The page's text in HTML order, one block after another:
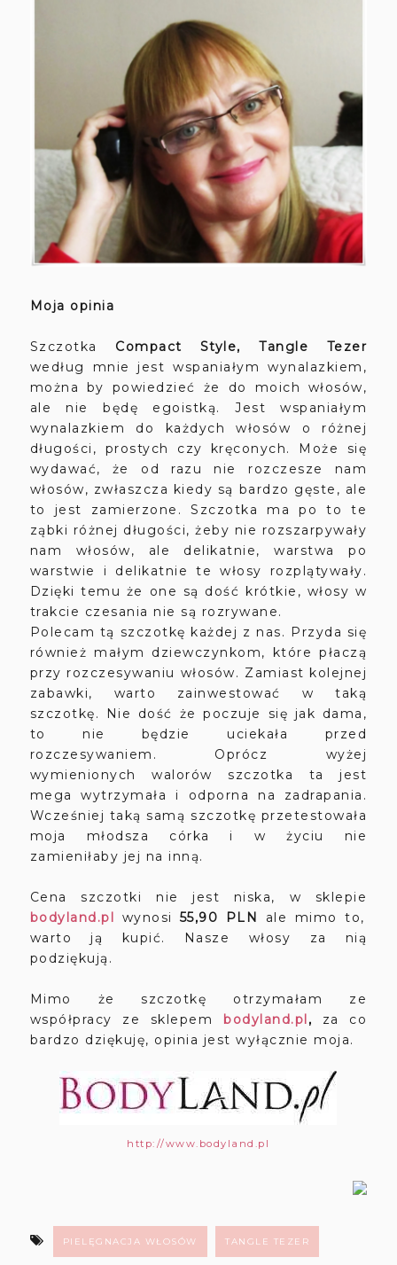
Moja opinia
Szczotka
Compact Style, Tangle Tezer
według mnie jest wspaniałym wynalazkiem,
można by powiedzieć że do moich włosów,
ale nie będę egoistką. Jest wspaniałym
wynalazkiem do każdych włosów o różnej
długości, prostych czy kręconych. Może się
wydawać, że od razu nie rozczesze nam
włosów, zwłaszcza kiedy są bardzo gęste, ale
to jest zamierzone. Szczotka ma po to te
ząbki różnej długości, żeby nie rozszarpywały
nam włosów, ale delikatnie, warstwa po
warstwie i delikatnie te włosy rozplątywały.
Dzięki temu że one są dość krótkie, włosy w
trakcie czesania nie są rozrywane.
Polecam tą szczotkę każdej z nas. Przyda się
również małym dziewczynkom, które płaczą
przy rozczesywaniu włosów. Zamiast kolejnej
zabawki, warto zainwestować w taką
szczotkę. Nie dość że poczuje się jak dama,
to nie będzie uciekała przed
rozczesywaniem. Oprócz wyżej
wymienionych walorów szczotka ta jest
mega wytrzymała i odporna na zadrapania.
Wcześniej taką samą szczotkę przetestowała
moja młodsza córka i w życiu nie
zamieniłaby jej na inną.
Cena szczotki nie jest niska, w sklepie
bodyland.pl wynosi 55,90 PLN
ale mimo to,
warto ją kupić. Nasze włosy za nią
podziękują.
Mimo że szczotkę otrzymałam ze
współpracy ze sklepem bodyland.pl, za co
bardzo dziękuję, opinia jest wyłącznie moja.
http://www.bodyland.pl
PIELĘGNACJA WŁOSÓW TANGLE TEZER